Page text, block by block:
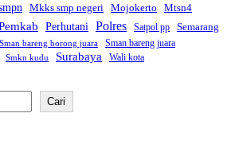
Mkks smp negeri Mojokerto Mtsn4
Perhutani Polres Satpol pp Semarang
Sman bareng borong juara
Sman bareng juara
Smkn kudu Surabaya Wali kota
Cari